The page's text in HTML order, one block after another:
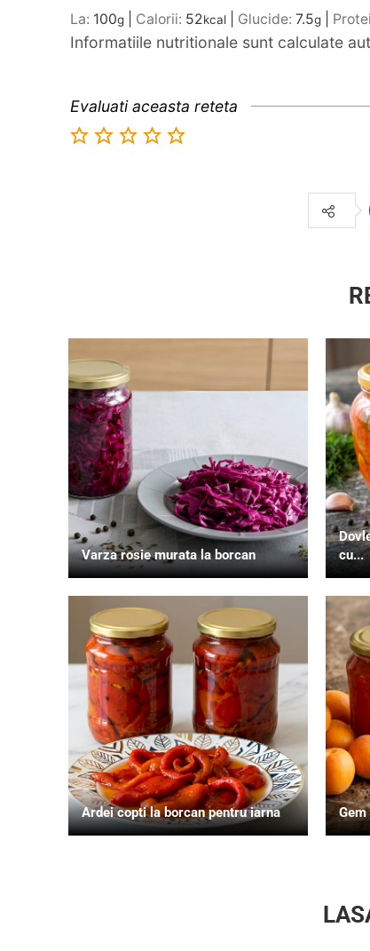
La: 100g Calorii: 52kcal Glucide: 7.5g
Informatiile nutritionale sunt calculate
Evaluati aceasta reteta
Varza rosie murata la borcan
cu...
Ardei copti la borcan pentru iarna